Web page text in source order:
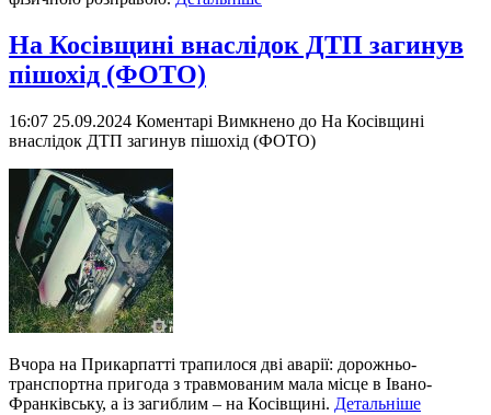
На Косівщині внаслідок ДТП загинув
пішохід (ФОТО)
16:07 25.09.2024 Коментарі Вимкнено до На Косівщині
внаслідок ДТП загинув пішохід (ФОТО)
Вчора на Прикарпатті трапилося дві аварії: дорожньо-
транспортна пригода з травмованим мала місце в Івано-
Франківську, а із загиблим – на Косівщині. Детальніше